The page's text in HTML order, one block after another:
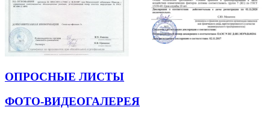
ОПРОСНЫЕ ЛИСТЫ
ФОТО-ВИДЕОГАЛЕРЕЯ